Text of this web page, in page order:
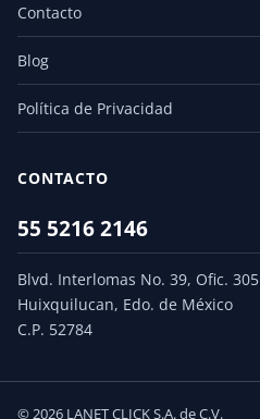
Contacto
Blog
Política de Privacidad
CONTACTO
55 5216 2146
Blvd. Interlomas No. 39, Ofic. 305
Huixquilucan, Edo. de México
C.P. 52784
© 2026 LANET CLICK S.A. de C.V.